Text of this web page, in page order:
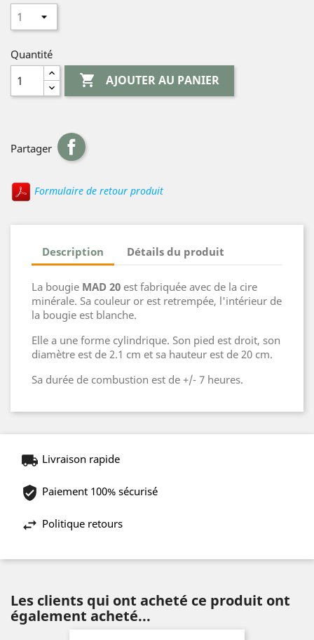
Quantité
 AJOUTER AU PANIER
Partager
Formulaire de retour produit
Description Détails du produit
La bougie MAD 20 est fabriquée avec de la cire
minérale. Sa couleur or est retrempée, l'intérieur de
la bougie est blanche.
Elle a une forme cylindrique. Son pied est droit, son
diamètre est de 2.1 cm et sa hauteur est de 20 cm.
Sa durée de combustion est de +/- 7 heures.
Livraison rapide
Paiement 100% sécurisé
Politique retours
Les clients qui ont acheté ce produit ont
également acheté...